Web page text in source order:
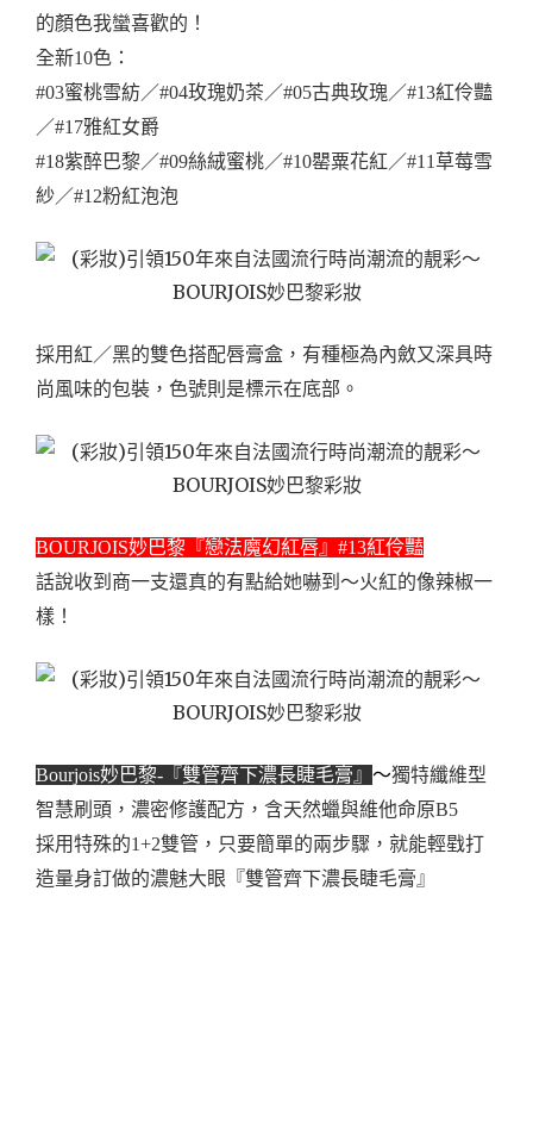
的顏色我蠻喜歡的！
全新10色：
#03蜜桃雪紡／#04玫瑰奶茶／#05古典玫瑰／#13紅伶豔
／#17雅紅女爵
#18紫醉巴黎／#09絲絨蜜桃／#10罌粟花紅／#11草莓雪
紗／#12粉紅泡泡
採用紅／黑的雙色搭配唇膏盒，有種極為內斂又深具時
尚風味的包裝，色號則是標示在底部。
BOURJOIS妙巴黎『戀法魔幻紅唇』#13紅伶豔
話說收到商一支還真的有點給她嚇到～火紅的像辣椒一
樣！
Bourjois妙巴黎-『雙管齊下濃長睫毛膏』 ～獨特纖維型
智慧刷頭，濃密修護配方，含天然蠟與維他命原B5
採用特殊的1+2雙管，只要簡單的兩步驟，就能輕戥打
造量身訂做的濃魅大眼『雙管齊下濃長睫毛膏』